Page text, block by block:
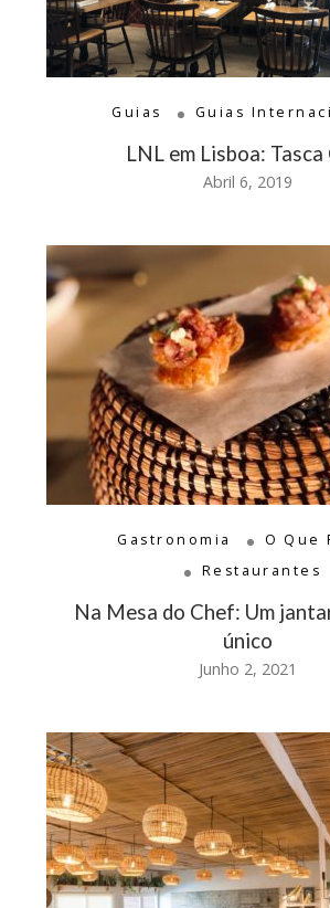
Guias Guias
LNL em Lisboa: Tasca
Abril 6, 2019
Gastronomia
O Que
Restaurantes
Na Mesa do Chef: Um
único
Junho 2, 2021